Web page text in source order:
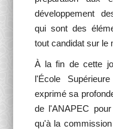
développement
qui sont des
tout candidat sur le
À la fin de cette
l'École
exprimé sa
de l'ANAPEC
qu'à la